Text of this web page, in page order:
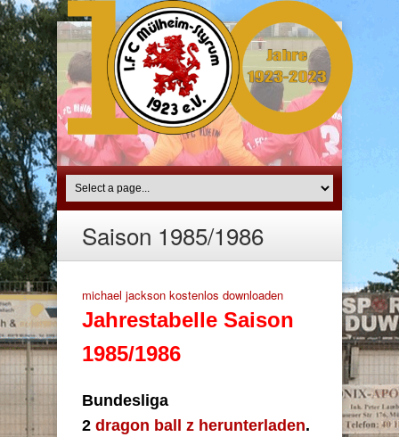
Saison 1985/1986
michael jackson kostenlos downloaden
Jahrestabelle Saison
1985/1986
Bundesliga
2 dragon ball z herunterladen.